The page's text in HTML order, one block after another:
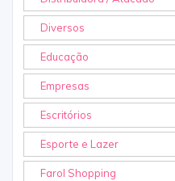
Diversos
Educação
Empresas
Escritórios
Esporte e Lazer
Farol Shopping